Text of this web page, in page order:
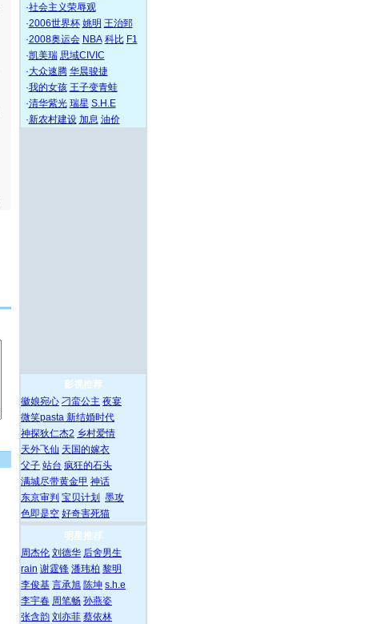
·社会主义荣辱观
·2006世界杯 姚明 王治郅
·2008奥运会 NBA 科比 F1
·凯美瑞 思域CIVIC
·大众速腾 华晨骏捷
·我的女孩 王子变青蛙
·清华紫光 瑞星 S.H.E
·新农村建设 加息 油价
影视推荐
徽娘宛心 刁蛮公主 夜宴
微笑pasta 新结婚时代
神探狄仁杰2 乡村爱情
天外飞仙 天国的嫁衣
父子 站台 疯狂的石头
满城尽带黄金甲 神话
东京审判 宝贝计划
墨攻
色即是空 好奇害死猫
明星推荐
周杰伦 刘德华 后舍男生
rain 谢霆锋 潘玮柏 黎明
李俊基 言承旭 陈坤 s.h.e
李宇春 周笔畅 孙燕姿
张含韵 刘亦菲 蔡依林